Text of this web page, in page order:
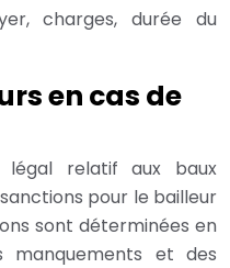
charges, durée du
en cas de
relatif aux baux
pour le bailleur
sont déterminées en
et des